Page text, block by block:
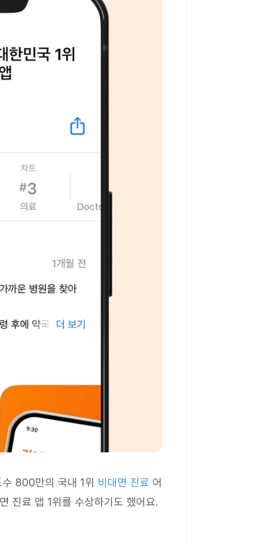
800만의 국내 1위 비대면 진료 어
진료 앱 1위를 수상하기도 했어요.